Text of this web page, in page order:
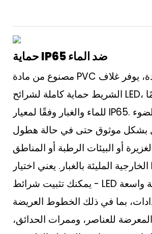
حماية IP65 ضد الماء
مصنوع من مادة PVC عالية الجودة، يوفر غلاف
الشريط حماية كاملة لشرائح LED، ويوفر أداءً مقاومًا
للماء والغبار وفقًا لمعيار IP65. ويضمن هذا أن الضوء
بشكل موثوق حتى في حالة هطول
أو البيئات الرطبة أو المناطق
الخارجية المليئة بالغبار. يعني اختيار IP65 تنوعًا أكبر
- يمكنك تثبيت شرائط LED هذه في مجموعة واسعة
بما في ذلك الخطوط العريضة
للعناصر، وممرات الحدائق،